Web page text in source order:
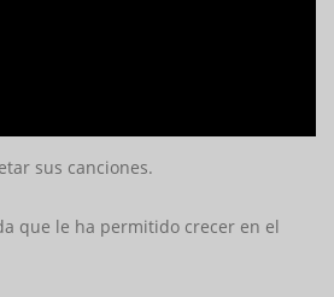
sus canciones.
que le ha permitido crecer en el